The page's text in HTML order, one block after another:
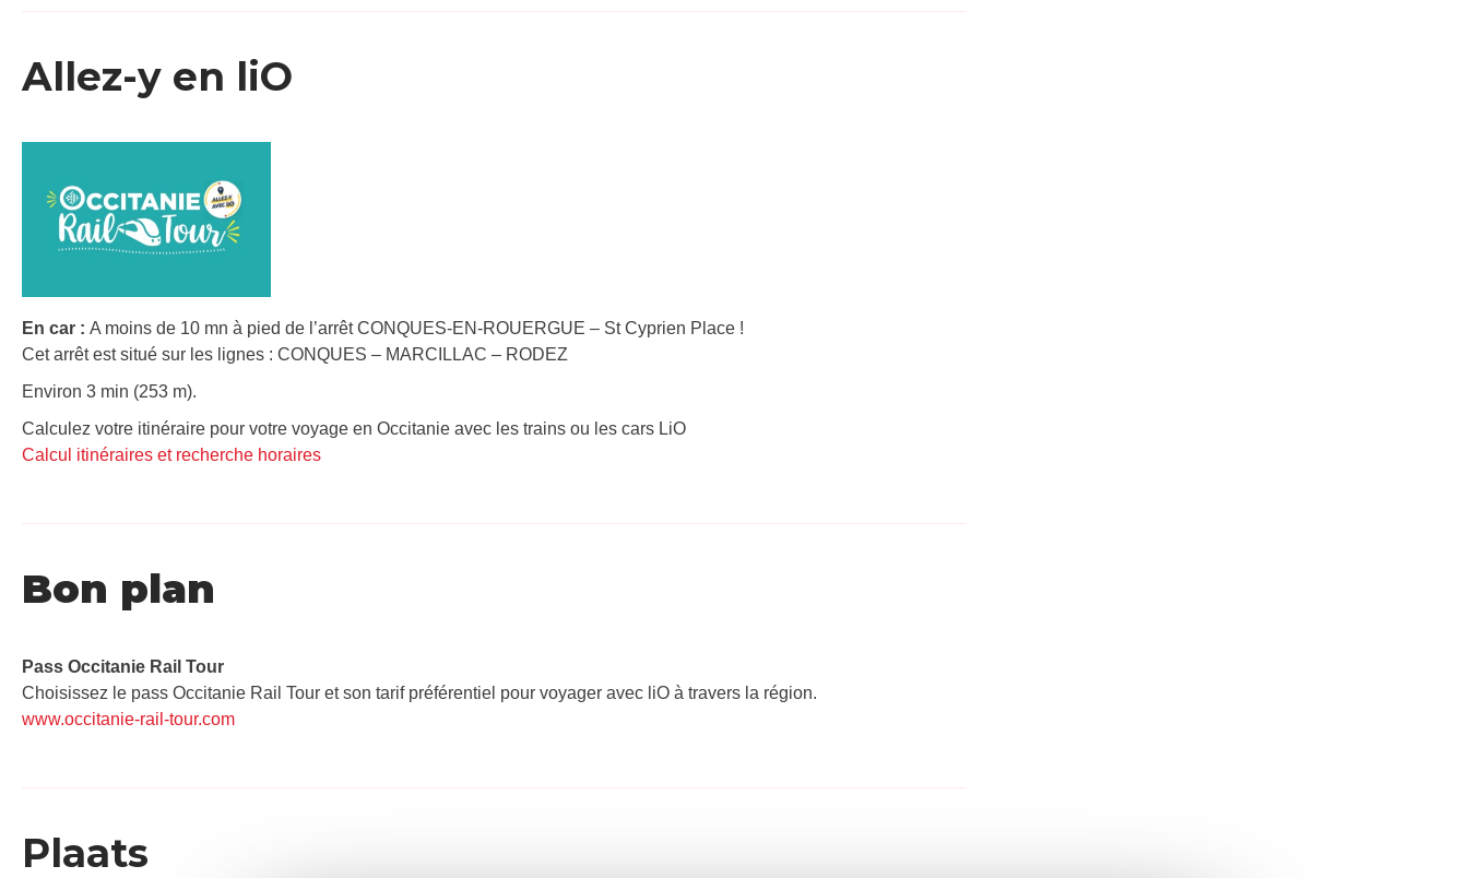
Allez-y en liO
En car : A moins de 10 mn à pied de l’arrêt CONQUES-EN-ROUERGUE – St Cyprien Place !
Cet arrêt est situé sur les lignes : CONQUES – MARCILLAC – RODEZ
Environ 3 min (253 m).
Calculez votre itinéraire pour votre voyage en Occitanie avec les trains ou les cars LiO
Calcul itinéraires et recherche horaires
Bon plan
Pass Occitanie Rail Tour​
Choisissez le pass Occitanie Rail Tour et son tarif préférentiel pour voyager avec liO à travers la région.
www.occitanie-rail-tour.com
Plaats